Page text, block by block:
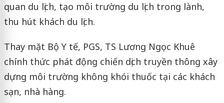
quan du lịch, tạo môi trường du lịch trong lành,
thu hút khách du lịch.
Thay mặt Bộ Y tế, PGS, TS Lương Ngọc Khuê
chính thức phát động chiến dịch truyền thông xây
dựng môi trường không khói thuốc tại các khách
sạn, nhà hàng.